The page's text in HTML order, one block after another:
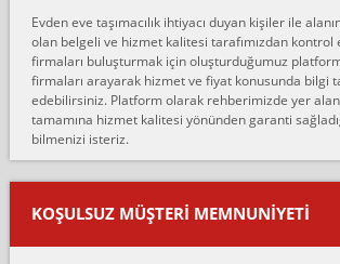
çalıştıklarını, müş...
Ahmet:
Lüleburgaz güngünes evden eve naklyat eşyalarımı taşımak
anlaştık sabah eve geldiklerinde de eşyalarımı düzgün
sarcaz demelerine r...
mehmet güldü:
Ankara ALİCANLAR NAKLİYAT Tutarsız ve ticari ahlak
var verdikleri fiyat teklifini arttırdılar. Sonrasında taşıma
oldukça tutarsı...
Evden eve taşımacılık ihtiyacı duyan kişiler ile
olan belgeli ve hizmet kalitesi tarafımızdan kontrol
firmaları buluşturmak için oluşturduğumuz
firmaları arayarak hizmet ve fiyat konusunda bilgi
edebilirsiniz. Platform olarak rehberimizde yer
tamamına hizmet kalitesi yönünden garanti
bilmenizi isteriz.
KOŞULSUZ MÜŞTERI MEMNUNIYETI